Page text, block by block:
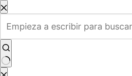
Saltar
al
contenido
Sin